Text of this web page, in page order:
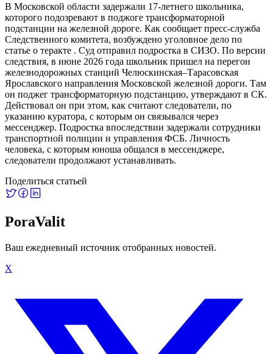
В Московской области задержали 17-летнего школьника,
которого подозревают в поджоге трансформаторной
подстанции на железной дороге. Как сообщает пресс-служба
Следственного комитета, возбуждено уголовное дело по
статье о теракте . Суд отправил подростка в СИЗО. По версии
следствия, в июне 2026 года школьник пришел на перегон
железнодорожных станций Челюскинская–Тарасовская
Ярославского направления Московской железной дороги. Там
он поджег трансформаторную подстанцию, утверждают в СК.
Действовал он при этом, как считают следователи, по
указанию куратора, с которым он связывался через
мессенджер. Подростка впоследствии задержали сотрудники
транспортной полиции и управления ФСБ. Личность
человека, с которым юноша общался в мессенджере,
следователи продолжают устанавливать.
Поделиться статьей
PoraValit
Ваш ежедневный источник отобранных новостей.
X